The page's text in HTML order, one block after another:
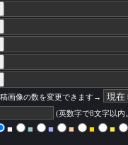
画像の数を変更できます→
(英数字で8文字以内
■ ■ ■ ■ ■ ■